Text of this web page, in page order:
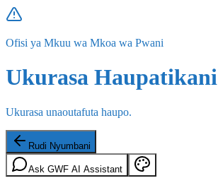
Ofisi ya Mkuu wa Mkoa wa Pwani
Ukurasa Haupatikani
Ukurasa unaoutafuta haupo.
Rudi Nyumbani
Ask GWF AI Assistant